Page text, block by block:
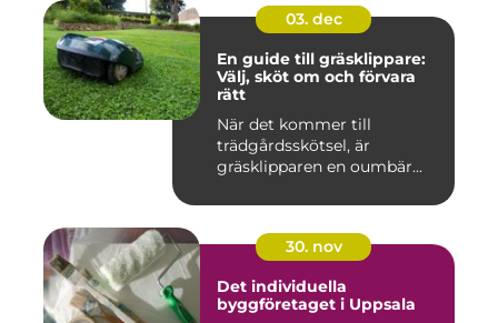
03. dec
En guide till gräsklippare:
Välj, sköt om och förvara
rätt
När det kommer till
trädgårdsskötsel, är
gräsklipparen en oumbär...
30. nov
Det individuella
byggföretaget i Uppsala